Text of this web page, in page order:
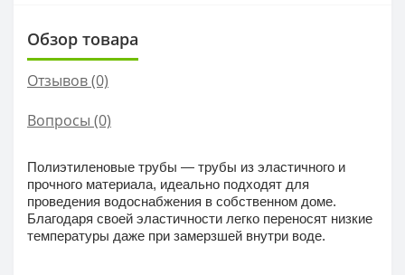
Обзор товара
Отзывов (0)
Вопросы (0)
Полиэтиленовые трубы — трубы из эластичного и
прочного материала, идеально подходят для
проведения водоснабжения в собственном доме.
Благодаря своей эластичности легко переносят низкие
температуры даже при замерзшей внутри воде.